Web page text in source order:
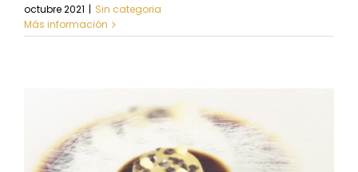
octubre 2021 | Sin categoria
Más información